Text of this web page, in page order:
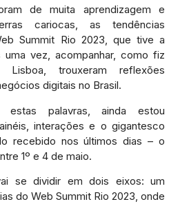
de muita aprendizagem e
cariocas, as tendências
Summit Rio 2023, que tive a
vez, acompanhar, como fiz
trouxeram reflexões
digitais no Brasil.
estas palavras, ainda estou
interações e o gigantesco
recebido nos últimos dias – o
1º e 4 de maio.
se dividir em dois eixos: um
do Web Summit Rio 2023, onde